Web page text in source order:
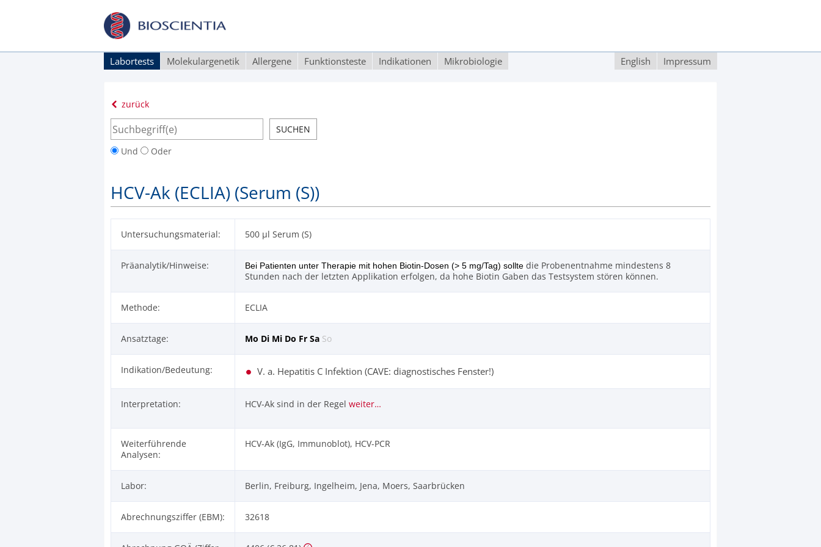
Labortests Molekulargenetik Allergene Funktionsteste Indikationen Mikrobiologie Impressum
English
zurück
Und Oder
HCV-Ak (ECLIA) (Serum (S))
Untersuchungsmaterial: 500 µl Serum (S)
Präanalytik/Hinweise: Bei Patienten unter Therapie mit hohen Biotin-Dosen (> 5 mg/Tag) sollte die Probenentnahme mindestens 8
Stunden nach der letzten Applikation erfolgen, da hohe Biotin Gaben das Testsystem stören können.
Methode: ECLIA
Ansatztage: Mo Di Mi Do Fr Sa So
Indikation/Bedeutung: V. a. Hepatitis C Infektion (CAVE: diagnostisches Fenster!)
Interpretation: HCV-Ak sind in der Regel weiter…
Weiterführende
Analysen:
HCV-Ak (IgG, Immunoblot), HCV-PCR
Labor: Berlin, Freiburg, Ingelheim, Jena, Moers, Saarbrücken
Abrechnungsziffer (EBM): 32618